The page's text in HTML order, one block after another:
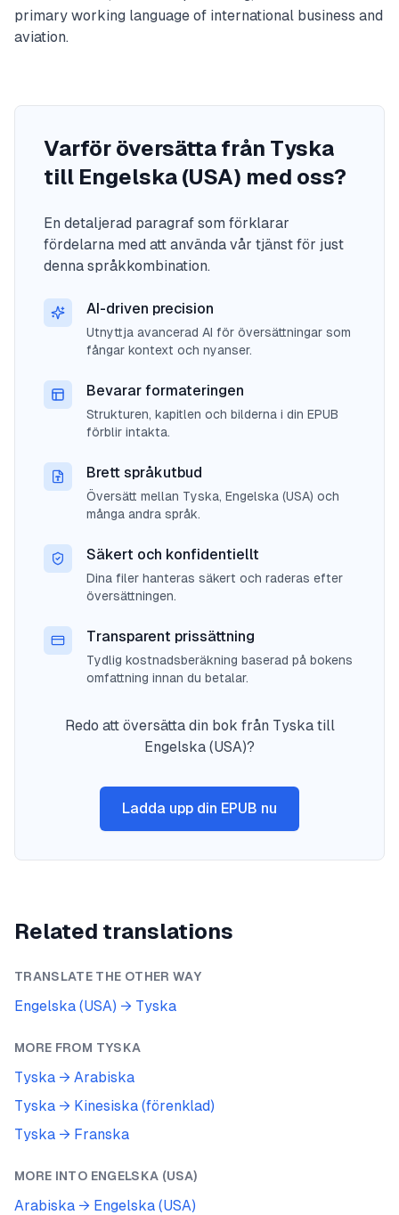
primary working language of international business and
aviation.
Varför översätta från Tyska
till Engelska (USA) med oss?
En detaljerad paragraf som förklarar
fördelarna med att använda vår tjänst för just
denna språkkombination.
AI-driven precision
Utnyttja avancerad AI för översättningar som
fångar kontext och nyanser.
Bevarar formateringen
Strukturen, kapitlen och bilderna i din EPUB
förblir intakta.
Brett språkutbud
Översätt mellan Tyska, Engelska (USA) och
många andra språk.
Säkert och konfidentiellt
Dina filer hanteras säkert och raderas efter
översättningen.
Transparent prissättning
Tydlig kostnadsberäkning baserad på bokens
omfattning innan du betalar.
Redo att översätta din bok från Tyska till
Engelska (USA)?
Ladda upp din EPUB nu
Related translations
TRANSLATE THE OTHER WAY
Engelska (USA) → Tyska
MORE FROM TYSKA
Tyska → Arabiska
Tyska → Kinesiska (förenklad)
Tyska → Franska
MORE INTO ENGELSKA (USA)
Arabiska → Engelska (USA)